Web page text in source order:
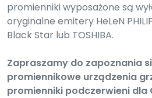
promienniki wyposażone są
oryginalne emitery HeLeN
Black Star lub TOSHIBA.
Zapraszamy do zapoznania
promiennikowe urządzenia
promienniki podczerwieni dla